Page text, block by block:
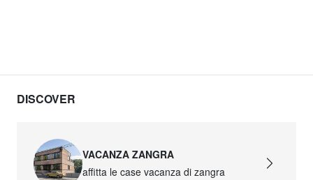
DISCOVER
VACANZA ZANGRA
affitta le case vacanza di zangra